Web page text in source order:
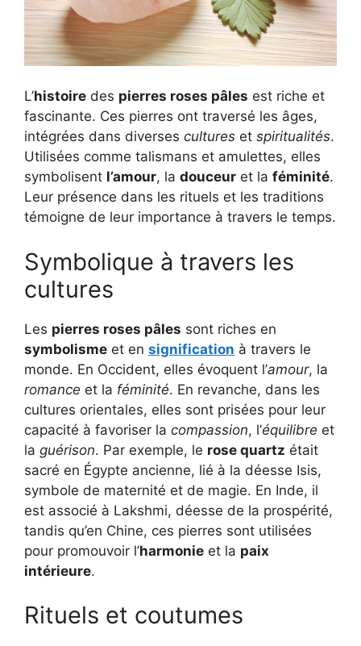
L’histoire des pierres roses pâles est riche et
fascinante. Ces pierres ont traversé les âges,
intégrées dans diverses cultures et spiritualités.
Utilisées comme talismans et amulettes, elles
symbolisent l’amour, la douceur et la féminité.
Leur présence dans les rituels et les traditions
témoigne de leur importance à travers le temps.
Symbolique à travers les
cultures
Les pierres roses pâles sont riches en
symbolisme et en signification à travers le
monde. En Occident, elles évoquent l’amour, la
romance et la féminité. En revanche, dans les
cultures orientales, elles sont prisées pour leur
capacité à favoriser la compassion, l’équilibre et
la guérison. Par exemple, le rose quartz était
sacré en Égypte ancienne, lié à la déesse Isis,
symbole de maternité et de magie. En Inde, il
est associé à Lakshmi, déesse de la prospérité,
tandis qu’en Chine, ces pierres sont utilisées
pour promouvoir l’harmonie et la paix
intérieure.
Rituels et coutumes